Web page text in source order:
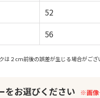
52
56
は２cm前後の誤差が生じる場合がござ
をお選びください ※画像